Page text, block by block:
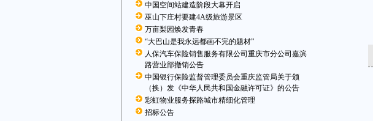
中国空间站建造阶段大幕开启
巫山下庄村要建4A级旅游景区
万亩梨园焕发青春
“大巴山是我永远都画不完的题材”
人保汽车保险销售服务有限公司重庆市分公司嘉滨
路营业部撤销公告
中国银行保险监督管理委员会重庆监管局关于颁
（换）发《中华人民共和国金融许可证》的公告
彩虹物业服务探路城市精细化管理
招标公告